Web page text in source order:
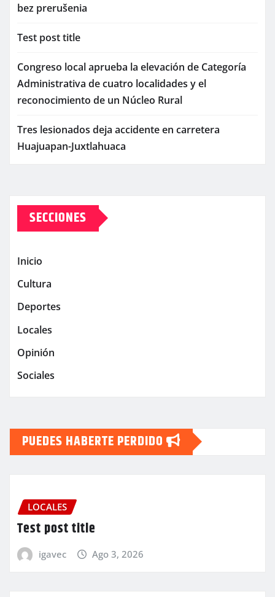
bez prerušenia
Test post title
Congreso local aprueba la elevación de Categoría
Administrativa de cuatro localidades y el
reconocimiento de un Núcleo Rural
Tres lesionados deja accidente en carretera
Huajuapan-Juxtlahuaca
SECCIONES
Inicio
Cultura
Deportes
Locales
Opinión
Sociales
PUEDES HABERTE PERDIDO
LOCALES
Test post title
igavec Ago 3, 2026